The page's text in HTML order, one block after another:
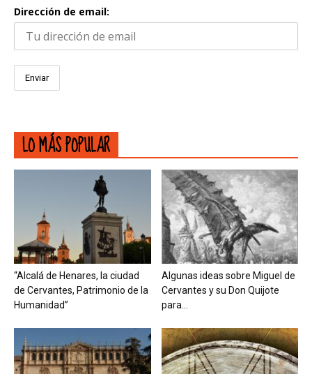
Dirección de email:
LO MÁS POPULAR
“Alcalá de Henares, la ciudad
de Cervantes, Patrimonio de la
Humanidad”
Algunas ideas sobre Miguel de
Cervantes y su Don Quijote
para...